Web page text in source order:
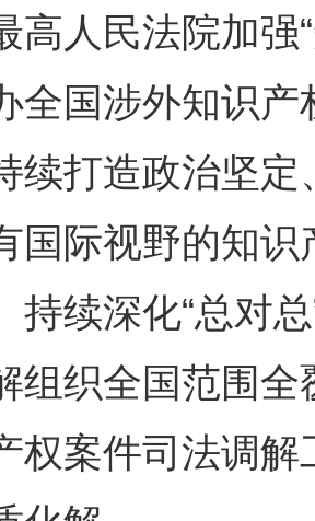
高人民法院加强
全国涉外知识
续打造政治坚
国际视野的知
持续深化“总对
组织全国范围
权案件司法调